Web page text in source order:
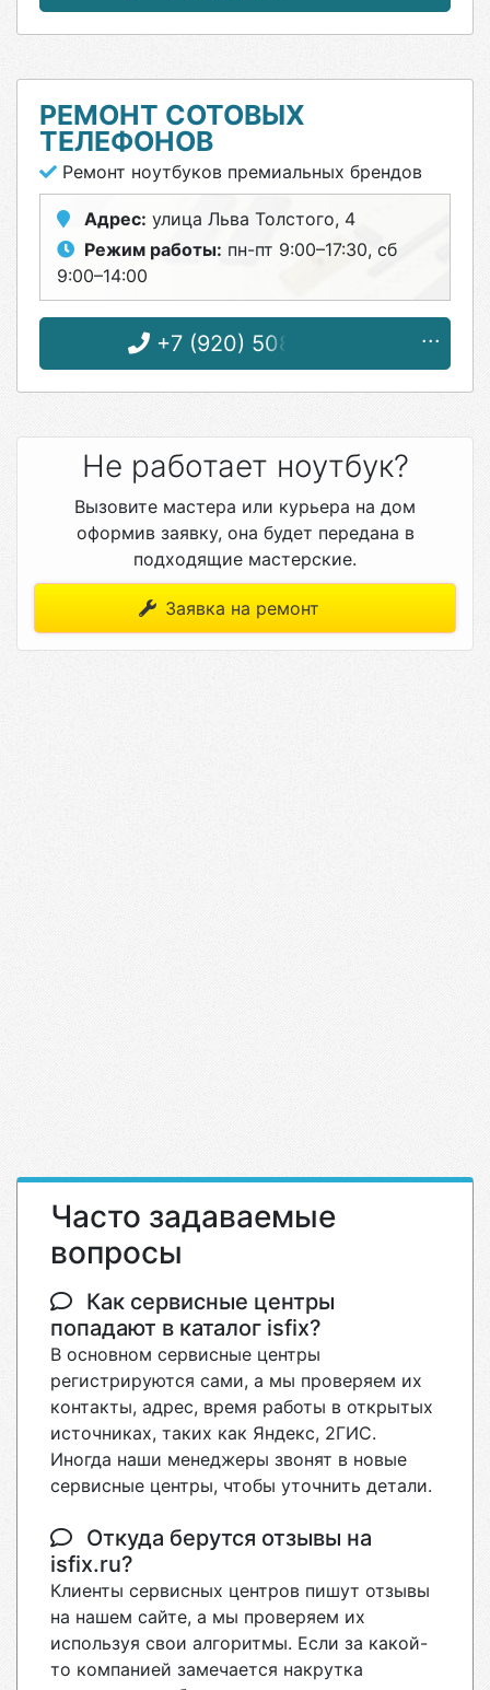
РЕМОНТ СОТОВЫХ
ТЕЛЕФОНОВ
Ремонт ноутбуков премиальных брендов
Адрес: улица Льва Толстого, 4
Режим работы: пн-пт 9:00–17:30, сб
9:00–14:00
+7 (920) 508-13-66
Не работает ноутбук?
Вызовите мастера или курьера на дом
оформив заявку, она будет передана в
подходящие мастерские.
Заявка на ремонт
Часто задаваемые
вопросы
Как сервисные центры
попадают в каталог isfix?
В основном сервисные центры
регистрируются сами, а мы проверяем их
контакты, адрес, время работы в открытых
источниках, таких как Яндекс, 2ГИС.
Иногда наши менеджеры звонят в новые
сервисные центры, чтобы уточнить детали.
Откуда берутся отзывы на
isfix.ru?
Клиенты сервисных центров пишут отзывы
на нашем сайте, а мы проверяем их
используя свои алгоритмы. Если за какой-
то компанией замечается накрутка